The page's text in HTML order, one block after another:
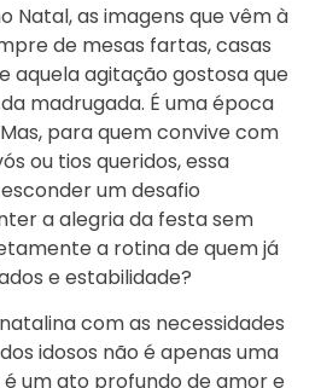
Natal, as imagens que vêm à
de mesas fartas, casas
aquela agitação gostosa que
madrugada. É uma época
para quem convive com
ou tios queridos, essa
um desafio
a alegria da festa sem
a rotina de quem já
e estabilidade?
com as necessidades
idosos não é apenas uma
um ato profundo de amor e